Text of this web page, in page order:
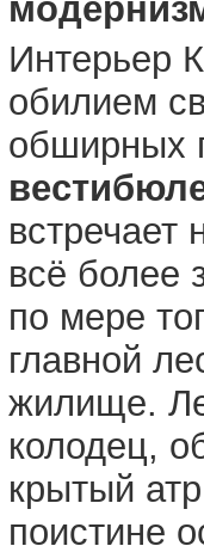
Интерьер
обилием
обширных
встречает
всё более
по мере
главной
жилище.
колодец,
крытый
поистине